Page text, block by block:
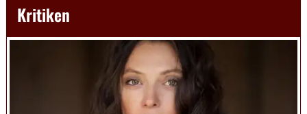
Kritiken